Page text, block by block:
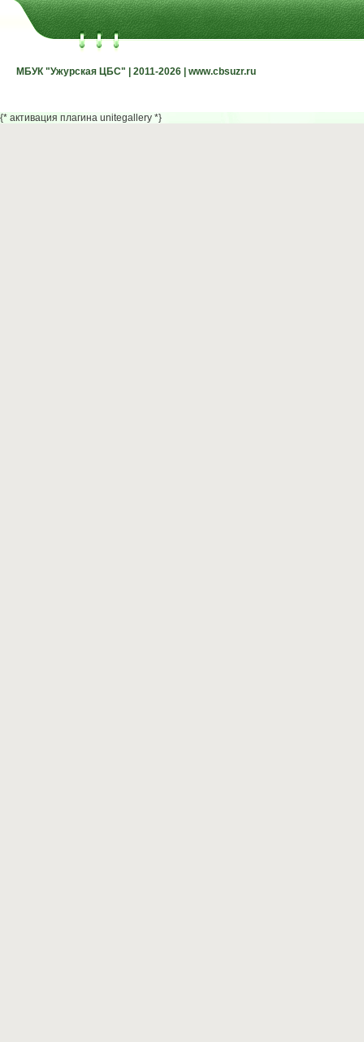
МБУК "Ужурская ЦБС" | 2011-2026 | www.cbsuzr.ru
МБУК "Ужурская ЦБС" | 2011-2026 | www.cbsuzr.ru
{* активация плагина unitegallery *}